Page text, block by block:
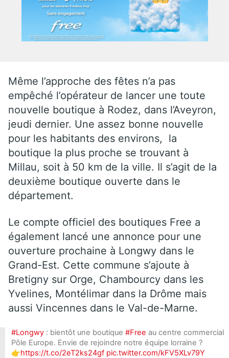
Même l’approche des fêtes n’a pas
empêché l’opérateur de lancer une toute
nouvelle boutique à Rodez, dans l’Aveyron,
jeudi dernier. Une assez bonne nouvelle
pour les habitants des environs, la
boutique la plus proche se trouvant à
Millau, soit à 50 km de la ville. Il s’agit de la
deuxième boutique ouverte dans le
département.
Le compte officiel des boutiques Free a
également lancé une annonce pour une
ouverture prochaine à Longwy dans le
Grand-Est. Cette commune s’ajoute à
Bretigny sur Orge, Chambourcy dans les
Yvelines, Montélimar dans la Drôme mais
aussi Vincennes dans le Val-de-Marne.
#Longwy : bientôt une boutique #Free au centre commercial
Pôle Europe. Envie de rejoindre notre équipe lorraine ?
👉https://t.co/2eT2ks24gf pic.twitter.com/kFV5XLv79Y